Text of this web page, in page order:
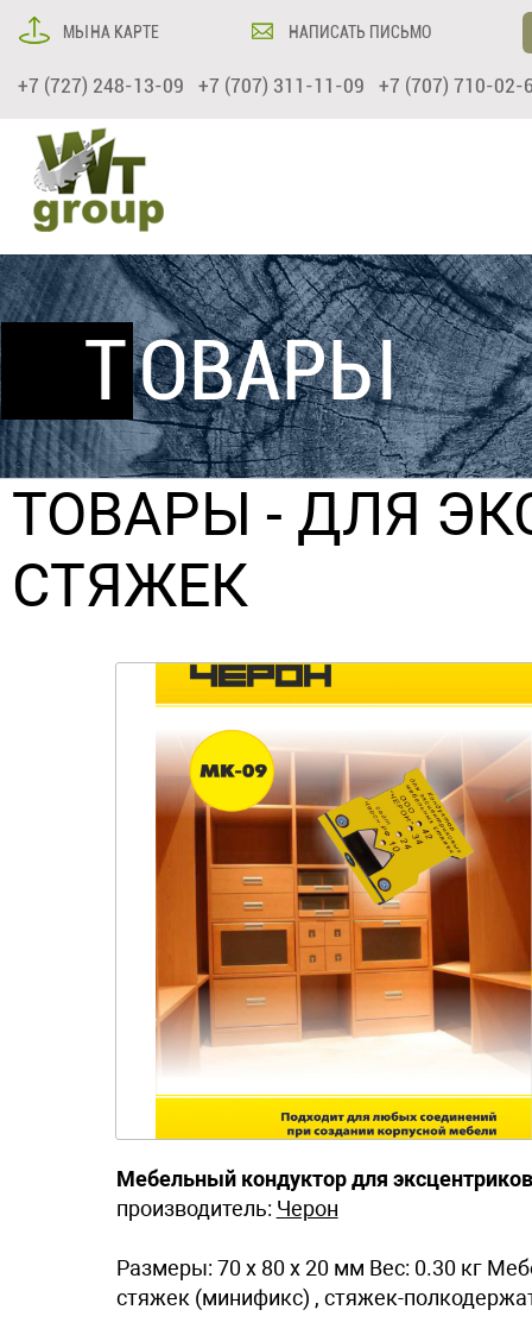
МЫ НА КАРТЕ НАПИСАТЬ ПИСЬМО
+7 (727) 248-13-09 +7 (707) 311-11-09 +7 (707) 710-02-
ТОВАРЫ
ТОВАРЫ - ДЛЯ
СТЯЖЕК
Мебельный кондуктор для
производитель: Черон
Размеры: 70 x 80 x 20 мм Вес: 0.30 кг
стяжек (минификс) , стяжек-